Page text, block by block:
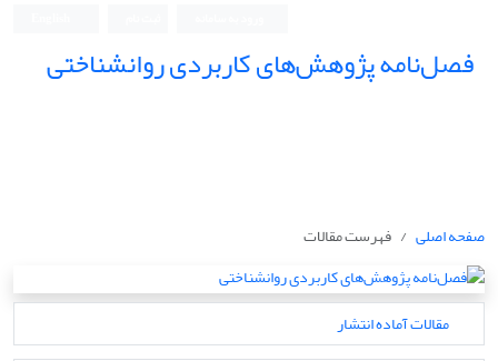
فصل‌نامه پژوهش‌های کاربردی روانشناختی
صفحه اصلی فهرست مقالات
مقالات آماده انتشار